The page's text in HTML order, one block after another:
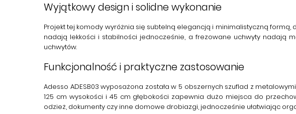
Wyjątkowy design i solidne wykonanie
Projekt tej komody wyróżnia się subtelną elegancją i minimalistyczną
nadają lekkości i stabilności jednocześnie, a frezowane uchwyty nadają
uchwytów.
Funkcjonalność i praktyczne zastosowanie
Adesso ADESB03 wyposażona została w 5 obszernych szuflad z
125 cm wysokości i 45 cm głębokości zapewnia dużo miejsca do
odzież, dokumenty czy inne domowe drobiazgi, jednocześnie ułatwiając